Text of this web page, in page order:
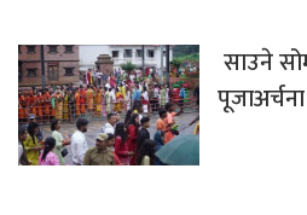
साउने
पूजाअर्चना